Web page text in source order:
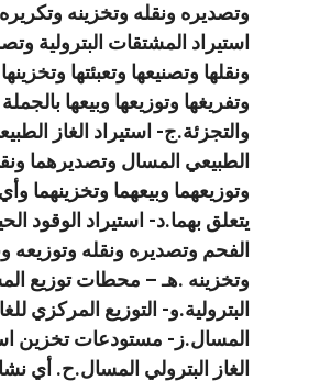
وتصديره ونقله وتخزينه
استيراد المشتقات البترولية
ونقلها وتصنيعها وتعبئتها
وتفريغها وتوزيعها وبيعها بالجملة
والتجزئة.ج- استيراد الغاز
الطبيعي المسال وتصديرهما
وتوزيعهما وبيعهما وتخزينهما
يتعلق بهما.د- استيراد الوقود
الفحم وتصديره ونقله وتوزيعه
وتخزينه .هـ – محطات توزيع
البترولية.و- التوزيع المركزي
المسال.ز- مستودعات تخزين
الغاز البترولي المسال.ح. أي